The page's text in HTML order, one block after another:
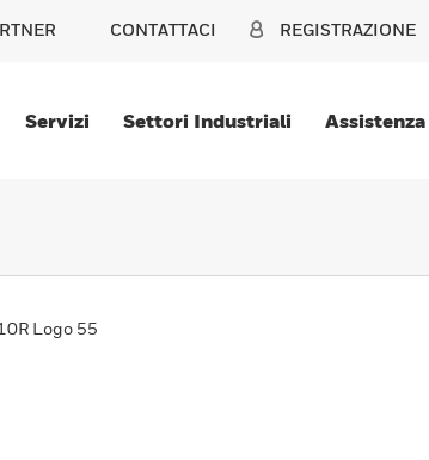
CONTATTACI REGISTRAZIONE
Servizi Settori Industriali Assistenza
Logo 55